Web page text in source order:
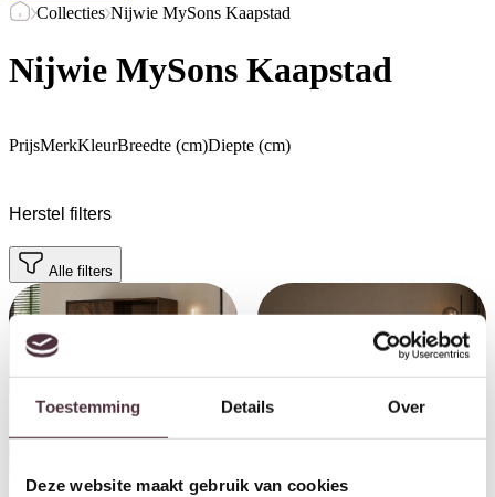
Toestemming Details Over
Deze website maakt gebruik van cookies
Collecties Nijwie MySons Kaapstad
Nijwie MySons Kaapstad
PrijsMerkKleurBreedte (cm)Diepte (cm)
Herstel filters
Alle filters